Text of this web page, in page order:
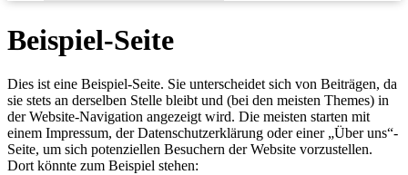
Beispiel-Seite
Dies ist eine Beispiel-Seite. Sie unterscheidet sich von Beiträgen, da
sie stets an derselben Stelle bleibt und (bei den meisten Themes) in
der Website-Navigation angezeigt wird. Die meisten starten mit
einem Impressum, der Datenschutzerklärung oder einer „Über uns“-
Seite, um sich potenziellen Besuchern der Website vorzustellen.
Dort könnte zum Beispiel stehen: